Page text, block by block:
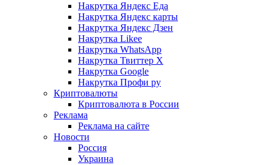
Накрутка Яндекс Еда
Накрутка Яндекс карты
Накрутка Яндекс Дзен
Накрутка Likee
Накрутка WhatsApp
Накрутка Твиттер X
Накрутка Google
Накрутка Профи ру
Криптовалюты
Криптовалюта в России
Реклама
Реклама на сайте
Новости
Россия
Украина